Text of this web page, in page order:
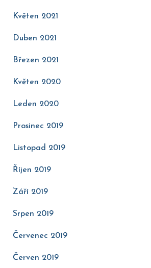
Květen 2021
Duben 2021
Březen 2021
Květen 2020
Leden 2020
Prosinec 2019
Listopad 2019
Říjen 2019
Září 2019
Srpen 2019
Červenec 2019
Červen 2019